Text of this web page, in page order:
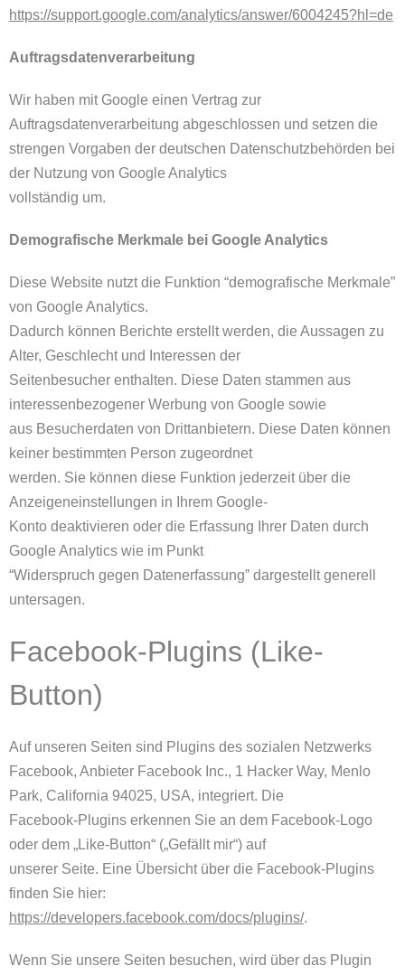
https://support.google.com/analytics/answer/6004245?hl=de
Auftragsdatenverarbeitung
Wir haben mit Google einen Vertrag zur
Auftragsdatenverarbeitung abgeschlossen und setzen die
strengen Vorgaben der deutschen Datenschutzbehörden bei
der Nutzung von Google Analytics
vollständig um.
Demografische Merkmale bei Google Analytics
Diese Website nutzt die Funktion “demografische Merkmale”
von Google Analytics.
Dadurch können Berichte erstellt werden, die Aussagen zu
Alter, Geschlecht und Interessen der
Seitenbesucher enthalten. Diese Daten stammen aus
interessenbezogener Werbung von Google sowie
aus Besucherdaten von Drittanbietern. Diese Daten können
keiner bestimmten Person zugeordnet
werden. Sie können diese Funktion jederzeit über die
Anzeigeneinstellungen in Ihrem Google-
Konto deaktivieren oder die Erfassung Ihrer Daten durch
Google Analytics wie im Punkt
“Widerspruch gegen Datenerfassung” dargestellt generell
untersagen.
Facebook-Plugins (Like-
Button)
Auf unseren Seiten sind Plugins des sozialen Netzwerks
Facebook, Anbieter Facebook Inc., 1 Hacker Way, Menlo
Park, California 94025, USA, integriert. Die
Facebook-Plugins erkennen Sie an dem Facebook-Logo
oder dem „Like-Button“ („Gefällt mir“) auf
unserer Seite. Eine Übersicht über die Facebook-Plugins
finden Sie hier:
https://developers.facebook.com/docs/plugins/.
Wenn Sie unsere Seiten besuchen, wird über das Plugin